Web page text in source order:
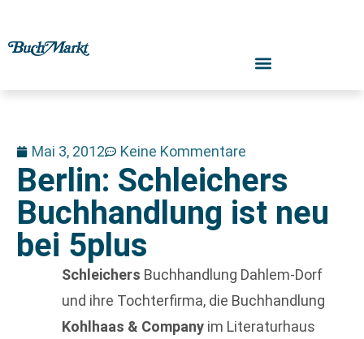
Mai 3, 2012 Keine Kommentare
Berlin: Schleichers
Buchhandlung ist neu
bei 5plus
Schleichers Buchhandlung Dahlem-Dorf
und ihre Tochterfirma, die Buchhandlung
Kohlhaas & Company im Literaturhaus